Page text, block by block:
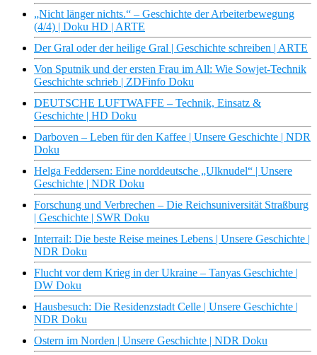
„Nicht länger nichts.“ – Geschichte der Arbeiterbewegung
(4/4) | Doku HD | ARTE
Der Gral oder der heilige Gral | Geschichte schreiben | ARTE
Von Sputnik und der ersten Frau im All: Wie Sowjet-Technik
Geschichte schrieb | ZDFinfo Doku
DEUTSCHE LUFTWAFFE – Technik, Einsatz &
Geschichte | HD Doku
Darboven – Leben für den Kaffee | Unsere Geschichte | NDR
Doku
Helga Feddersen: Eine norddeutsche „Ulknudel“ | Unsere
Geschichte | NDR Doku
Forschung und Verbrechen – Die Reichsuniversität Straßburg
| Geschichte | SWR Doku
Interrail: Die beste Reise meines Lebens | Unsere Geschichte |
NDR Doku
Flucht vor dem Krieg in der Ukraine – Tanyas Geschichte |
DW Doku
Hausbesuch: Die Residenzstadt Celle | Unsere Geschichte |
NDR Doku
Ostern im Norden | Unsere Geschichte | NDR Doku